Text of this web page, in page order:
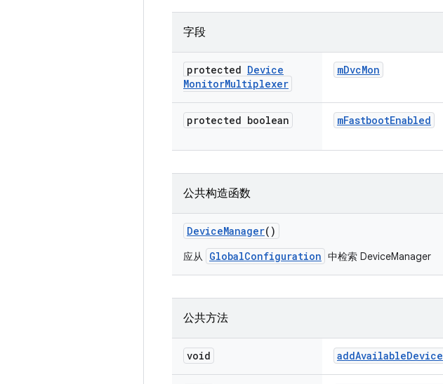
字段
protected Device
MonitorMultiplexer
mDvcMon
protected boolean mFastbootEnabled
公共构造函数
DeviceManager()
应从 GlobalConfiguration 中检索 DeviceManager
公共方法
void addAvailableDevice